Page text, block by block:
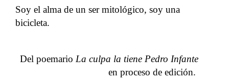
Soy el alma de un ser mitológico, soy una
bicicleta.
Del poemario La culpa la tiene Pedro Infante
en proceso de edición.